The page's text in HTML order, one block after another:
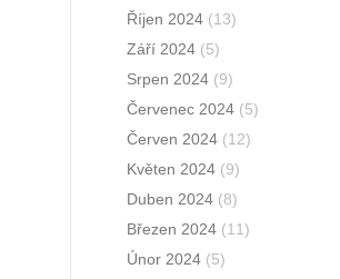
Říjen 2024 (13)
Září 2024 (5)
Srpen 2024 (9)
Červenec 2024 (5)
Červen 2024 (12)
Květen 2024 (9)
Duben 2024 (8)
Březen 2024 (11)
Únor 2024 (5)